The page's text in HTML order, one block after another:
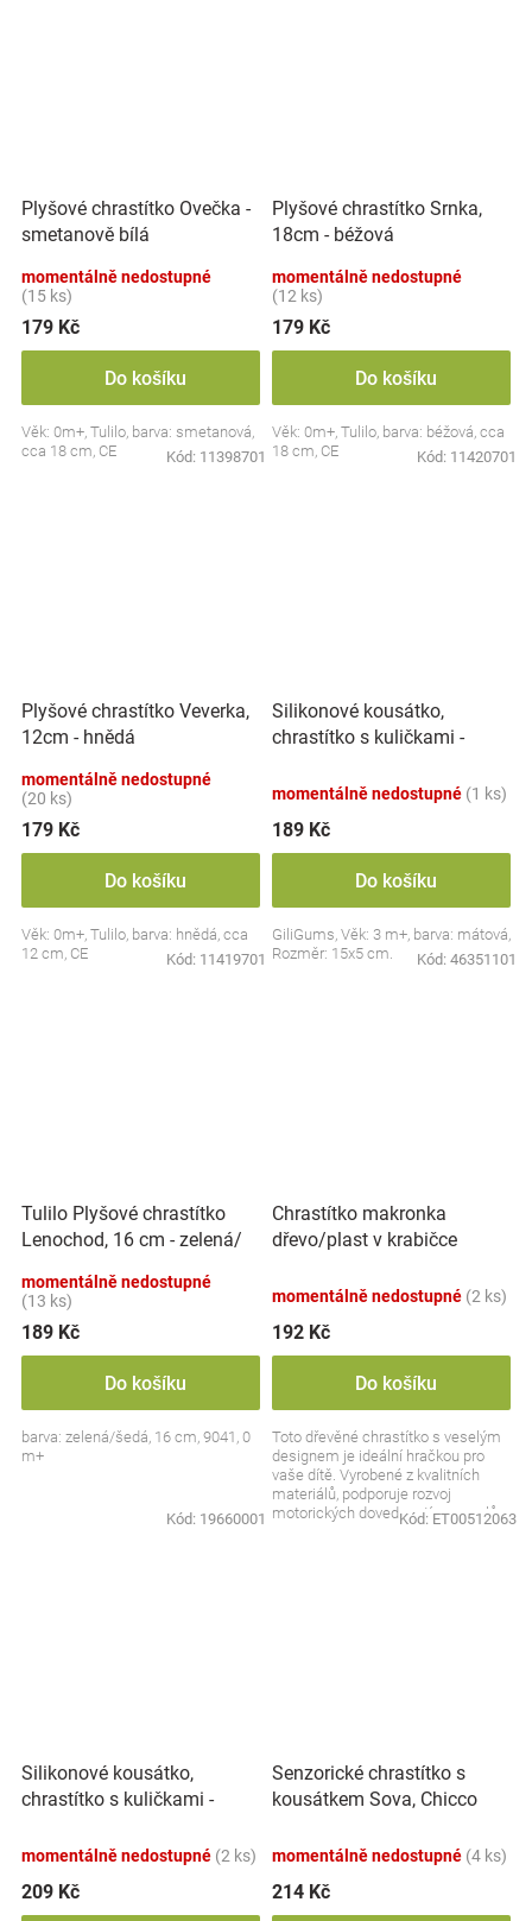
Plyšové chrastítko Ovečka -
smetanově bílá
momentálně nedostupné
(15 ks)
179 Kč
Do košíku
Věk: 0m+, Tulilo, barva: smetanová,
cca 18 cm, CE
Kód: 11398701
Plyšové chrastítko Srnka,
18cm - béžová
momentálně nedostupné
(12 ks)
179 Kč
Do košíku
Věk: 0m+, Tulilo, barva: béžová, cca
18 cm, CE
Kód: 11420701
Plyšové chrastítko Veverka,
12cm - hnědá
momentálně nedostupné
(20 ks)
179 Kč
Do košíku
Věk: 0m+, Tulilo, barva: hnědá, cca
12 cm, CE
Kód: 11419701
Silikonové kousátko,
chrastítko s kuličkami -
momentálně nedostupné (1 ks)
189 Kč
Do košíku
GiliGums, Věk: 3 m+, barva: mátová,
Rozměr: 15x5 cm.
Kód: 46351101
Tulilo Plyšové chrastítko
Lenochod, 16 cm - zelená/
momentálně nedostupné
(13 ks)
189 Kč
Do košíku
barva: zelená/šedá, 16 cm, 9041, 0
m+
Kód: 19660001
Chrastítko makronka
dřevo/plast v krabičce
momentálně nedostupné (2 ks)
192 Kč
Do košíku
Toto dřevěné chrastítko s veselým
designem je ideální hračkou pro
vaše dítě. Vyrobené z kvalitních
materiálů, podporuje rozvoj
motorických dovedností a smyslů,
Kód: ET00512063
Silikonové kousátko,
chrastítko s kuličkami -
momentálně nedostupné (2 ks)
209 Kč
Senzorické chrastítko s
kousátkem Sova, Chicco
momentálně nedostupné (4 ks)
214 Kč